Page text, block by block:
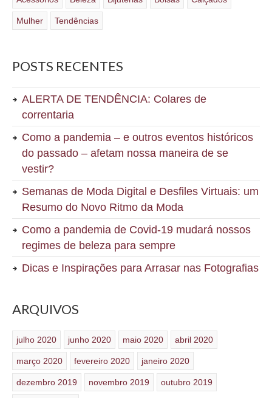
Mulher Tendências
POSTS RECENTES
ALERTA DE TENDÊNCIA: Colares de
correntaria
Como a pandemia – e outros eventos históricos
do passado – afetam nossa maneira de se
vestir?
Semanas de Moda Digital e Desfiles Virtuais: um
Resumo do Novo Ritmo da Moda
Como a pandemia de Covid-19 mudará nossos
regimes de beleza para sempre
Dicas e Inspirações para Arrasar nas Fotografias
ARQUIVOS
julho 2020 junho 2020 maio 2020 abril 2020
março 2020 fevereiro 2020 janeiro 2020
dezembro 2019 novembro 2019 outubro 2019